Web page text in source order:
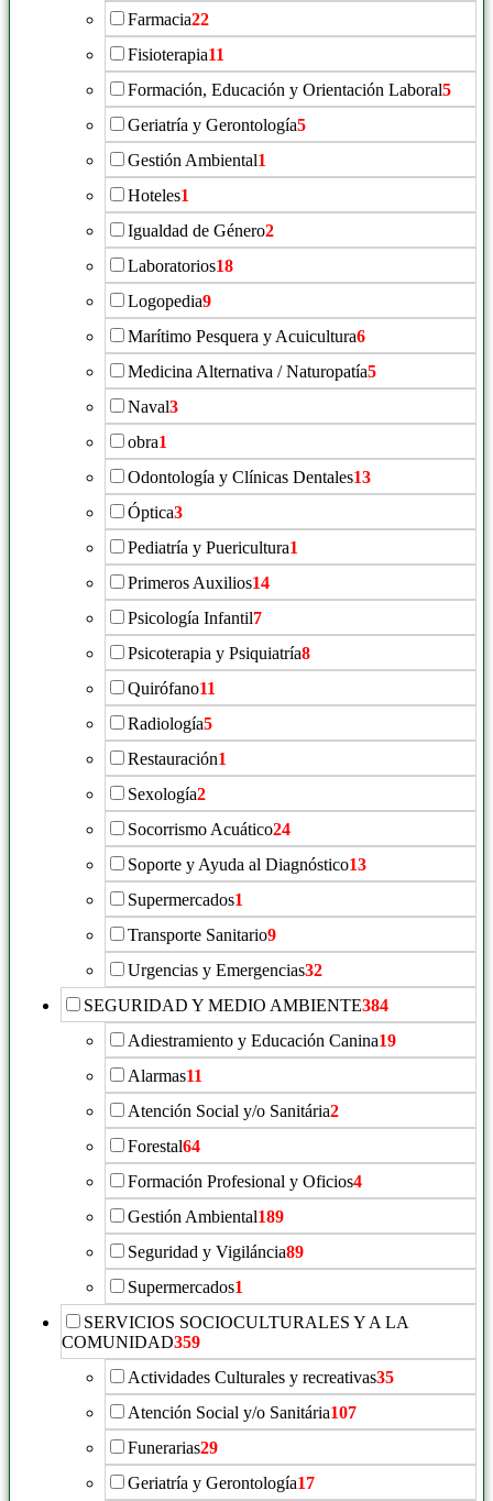
Farmacia22
Fisioterapia11
Formación, Educación y Orientación Laboral5
Geriatría y Gerontología5
Gestión Ambiental1
Hoteles1
Igualdad de Género2
Laboratorios18
Logopedia9
Marítimo Pesquera y Acuicultura6
Medicina Alternativa / Naturopatía5
Naval3
obra1
Odontología y Clínicas Dentales13
Óptica3
Pediatría y Puericultura1
Primeros Auxilios14
Psicología Infantil7
Psicoterapia y Psiquiatría8
Quirófano11
Radiología5
Restauración1
Sexología2
Socorrismo Acuático24
Soporte y Ayuda al Diagnóstico13
Supermercados1
Transporte Sanitario9
Urgencias y Emergencias32
SEGURIDAD Y MEDIO AMBIENTE384
Adiestramiento y Educación Canina19
Alarmas11
Atención Social y/o Sanitária2
Forestal64
Formación Profesional y Oficios4
Gestión Ambiental189
Seguridad y Vigiláncia89
Supermercados1
SERVICIOS SOCIOCULTURALES Y A LA
COMUNIDAD359
Actividades Culturales y recreativas35
Atención Social y/o Sanitária107
Funerarias29
Geriatría y Gerontología17